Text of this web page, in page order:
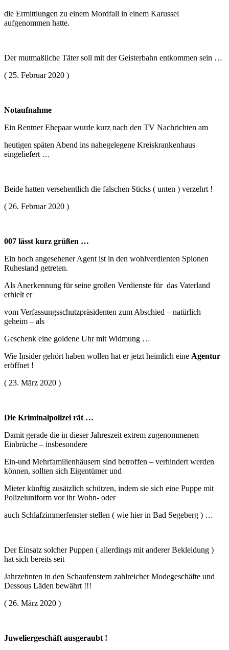
die Ermittlungen zu einem Mordfall in einem Karussel
aufgenommen hatte.
Der mutmaßliche Täter soll mit der Geisterbahn entkommen sein …
( 25. Februar 2020 )
Notaufnahme
Ein Rentner Ehepaar wurde kurz nach den TV Nachrichten am
heutigen späten Abend ins nahegelegene Kreiskrankenhaus
eingeliefert …
Beide hatten versehentlich die falschen Sticks ( unten ) verzehrt !
( 26. Februar 2020 )
007 lässt kurz grüßen …
Ein hoch angesehener Agent ist in den wohlverdienten Spionen
Ruhestand getreten.
Als Anerkennung für seine großen Verdienste für das Vaterland
erhielt er
vom Verfassungsschutzpräsidenten zum Abschied – natürlich
geheim – als
Geschenk eine goldene Uhr mit Widmung …
Wie Insider gehört haben wollen hat er jetzt heimlich eine Agentur
eröffnet !
( 23. März 2020 )
Die Kriminalpolizei rät …
Damit gerade die in dieser Jahreszeit extrem zugenommenen
Einbrüche – insbesondere
Ein-und Mehrfamilienhäusern sind betroffen – verhindert werden
können, sollten sich Eigentümer und
Mieter künftig zusätzlich schützen, indem sie sich eine Puppe mit
Polizeiuniform vor ihr Wohn- oder
auch Schlafzimmerfenster stellen ( wie hier in Bad Segeberg ) …
Der Einsatz solcher Puppen ( allerdings mit anderer Bekleidung )
hat sich bereits seit
Jahrzehnten in den Schaufenstern zahlreicher Modegeschäfte und
Dessous Läden bewährt !!!
( 26. März 2020 )
Juweliergeschäft ausgeraubt !